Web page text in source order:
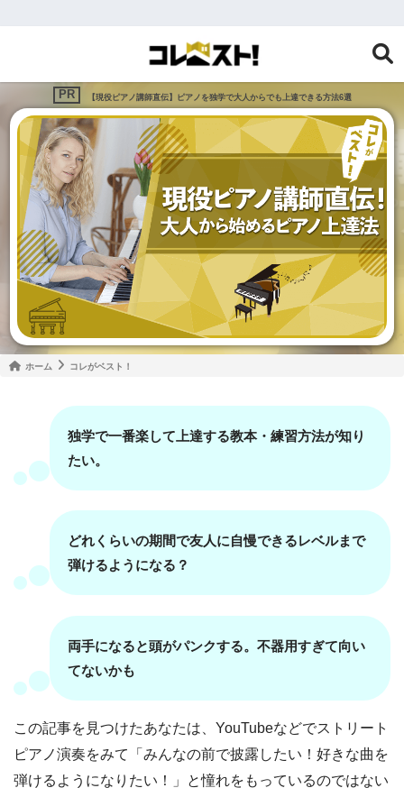
【現役ピアノ講師直伝】ピアノを独学で大人からでも上達できる方法6選
ホーム コレがベスト！
独学で一番楽して上達する教本・練習方法が知り
たい。
どれくらいの期間で友人に自慢できるレベルまで
弾けるようになる？
両手になると頭がパンクする。不器用すぎて向い
てないかも
この記事を見つけたあなたは、YouTubeなどでストリート
ピアノ演奏をみて「みんなの前で披露したい！好きな曲を
弾けるようになりたい！」と憧れをもっているのではない